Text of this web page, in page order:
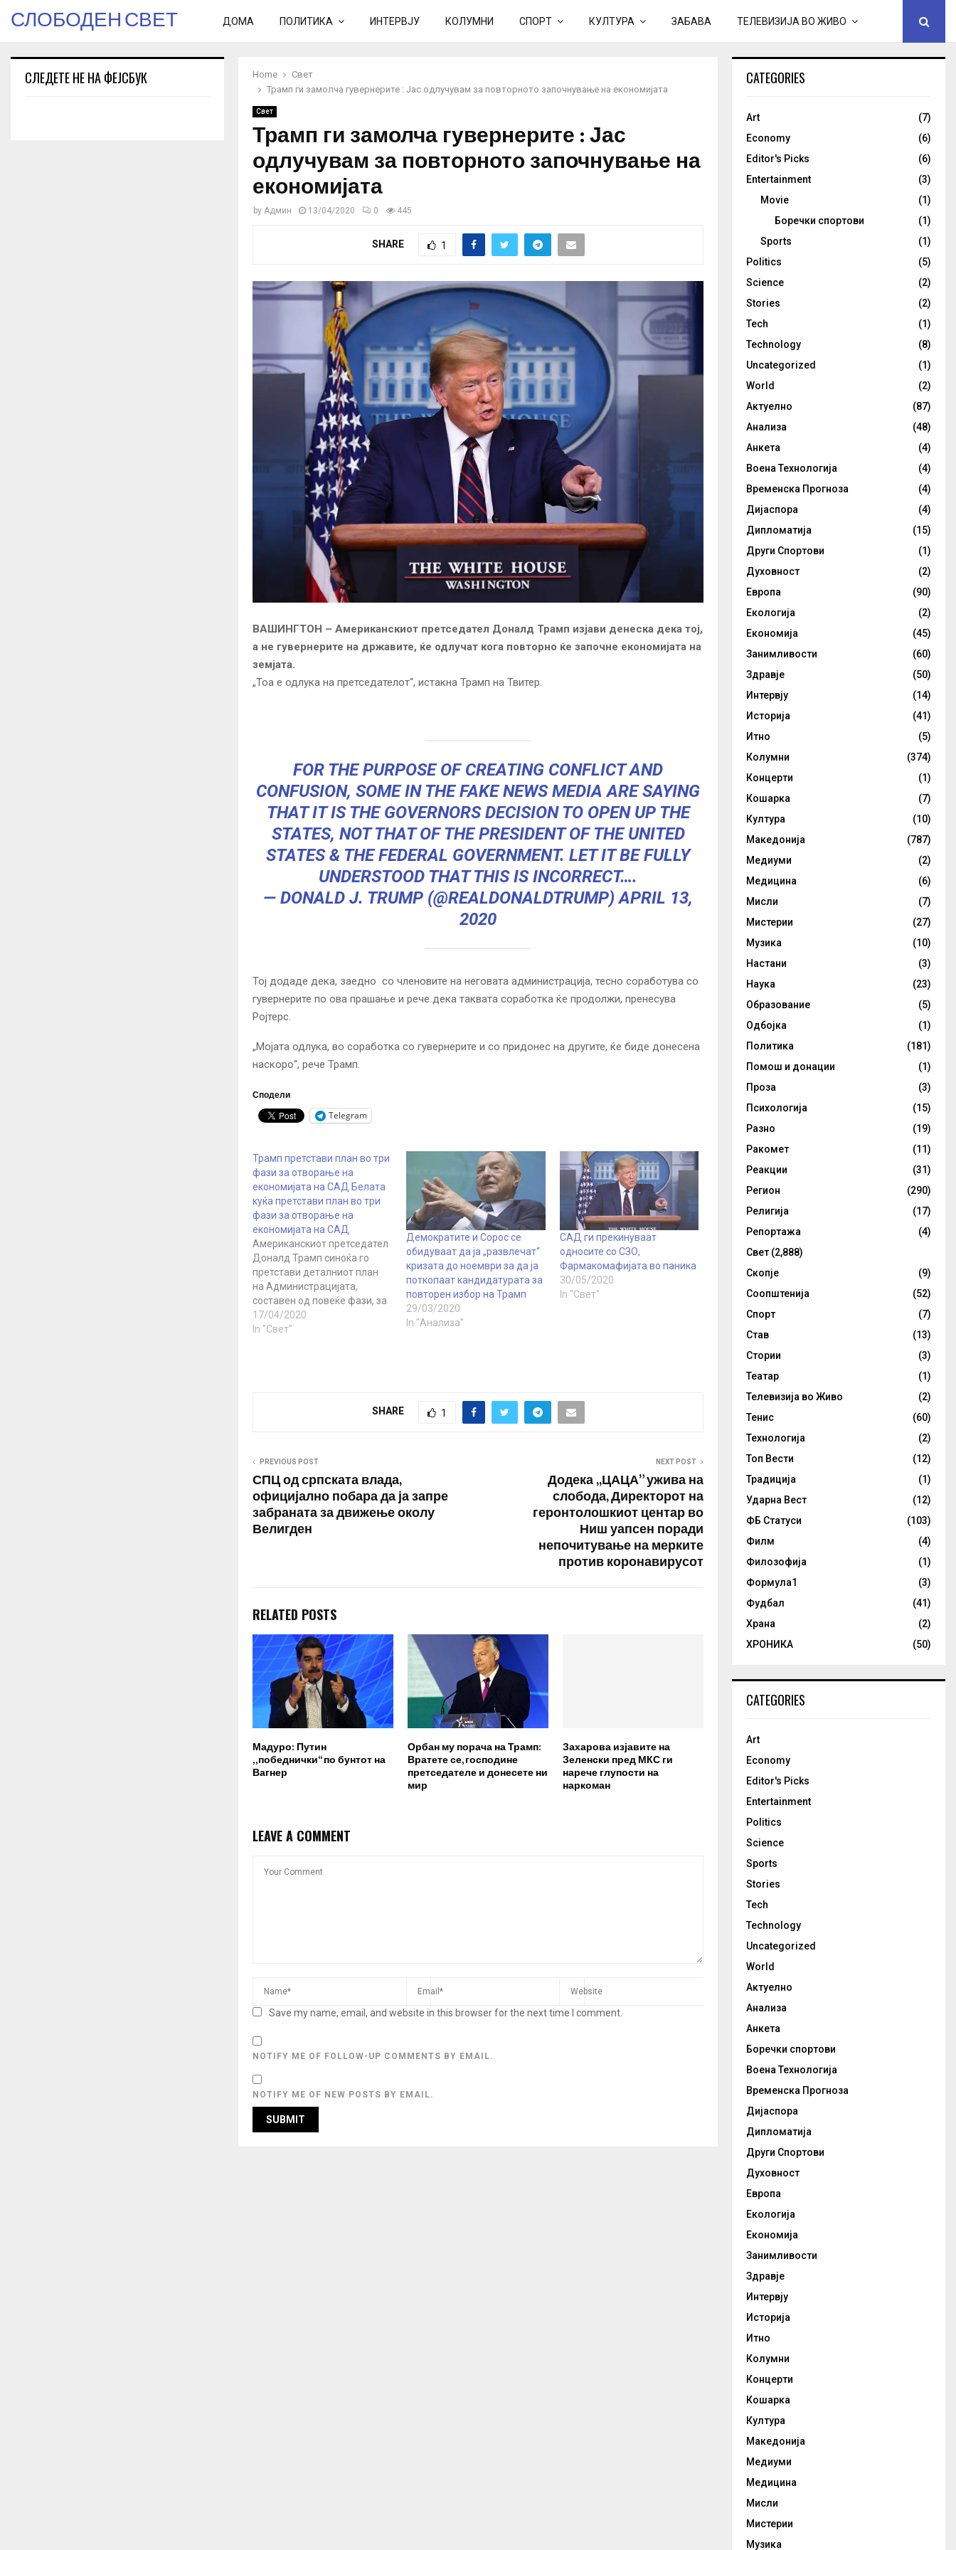
СЛОБОДЕН СВЕТ ДОМА ПОЛИТИКА ИНТЕРВЈУ КОЛУМНИ СПОРТ КУЛТУРА ЗАБАВА ТЕЛЕВИЗИЈА ВО ЖИВО
Home
Свет
Трамп ги замолча гувернерите : Јас одлучувам за повторното започнување на економијата
Свет
Трамп ги замолча гувернерите : Јас
одлучувам за повторното започнување на
економијата
by Админ 13/04/2020 0 445
SHARE 1
ВАШИНГТОН – Американскиот претседател Доналд Трамп изјави денеска дека тој,
а не гувернерите на државите, ќе одлучат кога повторно ќе започне економијата на
земјата.
„Тоа е одлука на претседателот“, истакна Трамп на Твитер.
FOR THE PURPOSE OF CREATING CONFLICT AND
CONFUSION, SOME IN THE FAKE NEWS MEDIA ARE SAYING
THAT IT IS THE GOVERNORS DECISION TO OPEN UP THE
STATES, NOT THAT OF THE PRESIDENT OF THE UNITED
STATES & THE FEDERAL GOVERNMENT. LET IT BE FULLY
UNDERSTOOD THAT THIS IS INCORRECT….
— DONALD J. TRUMP (@REALDONALDTRUMP)APRIL 13,
2020
Тој додаде дека, заедно со членовите на неговата администрација, тесно соработува со
гувернерите по ова прашање и рече дека таквата соработка ќе продолжи, пренесува
Ројтерс.
„Мојата одлука, во соработка со гувернерите и со придонес на другите, ќе биде донесена
наскоро“, рече Трамп.
Сподели
Telegram
Трамп претстави план во три
фази за отворање на
економијата на САД Белата
куќа претстави план во три
фази за отворање на
економијата на САД
Американскиот претседател
Доналд Трамп синоќа го
претстави деталниот план
на Администрацијата,
составен од повеќе фази, за
отворање на американската
економија, по воведениот
17/04/2020
In "Свет"
Демократите и Сорос се
обидуваат да ја „развлечат“
кризата до ноември за да ја
поткопаат кандидатурата за
повторен избор на Трамп
29/03/2020
In "Анализа"
САД ги прекинуваат
односите со СЗО,
Фармакомафијата во паника
30/05/2020
In "Свет"
SHARE 1
PREVIOUS POST
СПЦ од српската влада,
официјално побара да ја запре
забраната за движење околу
Велигден
NEXT POST
Додека ,,ЦАЦА” ужива на
слобода, Директорот на
геронтолошкиот центар во
Ниш уапсен поради
непочитување на мерките
против коронавирусот
RELATED POSTS
Мадуро: Путин
„победнички“ по бунтот на
Вагнер
Орбан му порача на Трамп:
Вратете се, господине
претседателе и донесете ни
мир
Захарова изјавите на
Зеленски пред МКС ги
нарече глупости на
наркоман
LEAVE A COMMENT
Save my name, email, and website in this browser for the next time I comment.
NOTIFY ME OF FOLLOW-UP COMMENTS BY EMAIL.
NOTIFY ME OF NEW POSTS BY EMAIL.
СЛЕДЕТЕ НЕ НА ФЕЈСБУК CATEGORIES
Art
(7)
Economy
(6)
Editor's Picks
(6)
Entertainment
(3)
Movie
(1)
Боречки спортови
(1)
Sports
(1)
Politics
(5)
Science
(2)
Stories
(2)
Tech
(1)
Technology
(8)
Uncategorized
(1)
World
(2)
Актуелно
(87)
Анализа
(48)
Анкета
(4)
Воена Технологија
(4)
Временска Прогноза
(4)
Дијаспора
(4)
Дипломатија
(15)
Други Спортови
(1)
Духовност
(2)
Европа
(90)
Екологија
(2)
Економија
(45)
Занимливости
(60)
Здравје
(50)
Интервју
(14)
Историја
(41)
Итно
(5)
Колумни
(374)
Концерти
(1)
Кошарка
(7)
Култура
(10)
Македонија
(787)
Медиуми
(2)
Медицина
(6)
Мисли
(7)
Мистерии
(27)
Музика
(10)
Настани
(3)
Наука
(23)
Образование
(5)
Одбојка
(1)
Политика
(181)
Помош и донации
(1)
Проза
(3)
Психологија
(15)
Разно
(19)
Ракомет
(11)
Реакции
(31)
Регион
(290)
Религија
(17)
Репортажа
(4)
Свет (2,888)
Скопје
(9)
Соопштенија
(52)
Спорт
(7)
Став
(13)
Стории
(3)
Театар
(1)
Телевизија во Живо
(2)
Тенис
(60)
Технологија
(2)
Топ Вести
(12)
Традиција
(1)
Ударна Вест
(12)
ФБ Статуси
(103)
Филм
(4)
Филозофија
(1)
Формула1
(3)
Фудбал
(41)
Храна
(2)
ХРОНИКА
(50)
CATEGORIES
Art
Economy
Editor's Picks
Entertainment
Politics
Science
Sports
Stories
Tech
Technology
Uncategorized
World
Актуелно
Анализа
Анкета
Боречки спортови
Воена Технологија
Временска Прогноза
Дијаспора
Дипломатија
Други Спортови
Духовност
Европа
Екологија
Економија
Занимливости
Здравје
Интервју
Историја
Итно
Колумни
Концерти
Кошарка
Култура
Македонија
Медиуми
Медицина
Мисли
Мистерии
Музика